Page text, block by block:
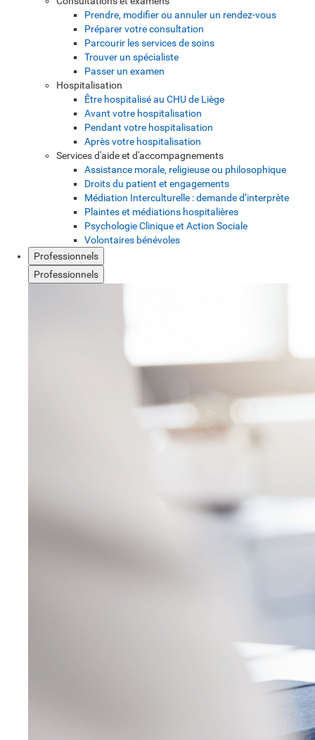
Prendre, modifier ou annuler un rendez-vous
Préparer votre consultation
Parcourir les services de soins
Trouver un spécialiste
Passer un examen
Hospitalisation
Être hospitalisé au CHU de Liège
Avant votre hospitalisation
Pendant votre hospitalisation
Après votre hospitalisation
Services d'aide et d'accompagnements
Assistance morale, religieuse ou philosophique
Droits du patient et engagements
Médiation Interculturelle : demande d’interprète
Plaintes et médiations hospitalières
Psychologie Clinique et Action Sociale
Volontaires bénévoles
Professionnels
Professionnels